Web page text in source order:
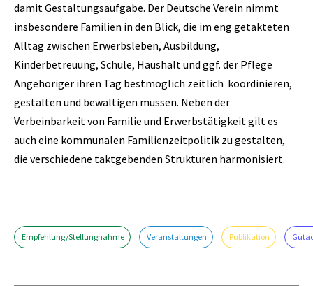
damit Gestaltungsaufgabe. Der Deutsche Verein nimmt
insbesondere Familien in den Blick, die im eng getakteten
Alltag zwischen Erwerbsleben, Ausbildung,
Kinderbetreuung, Schule, Haushalt und ggf. der Pflege
Angehöriger ihren Tag bestmöglich zeitlich koordinieren,
gestalten und bewältigen müssen. Neben der
Verbeinbarkeit von Familie und Erwerbstätigkeit gilt es
auch eine kommunalen Familienzeitpolitik zu gestalten,
die verschiedene taktgebenden Strukturen harmonisiert.
Empfehlung/Stellungnahme Veranstaltungen Publikation